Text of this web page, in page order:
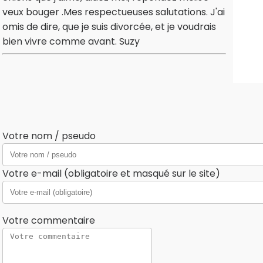
veux bouger .Mes respectueuses salutations. J'ai
omis de dire, que je suis divorcée, et je voudrais
bien vivre comme avant. Suzy
Votre nom / pseudo
Votre e-mail (obligatoire et masqué sur le site)
Votre commentaire